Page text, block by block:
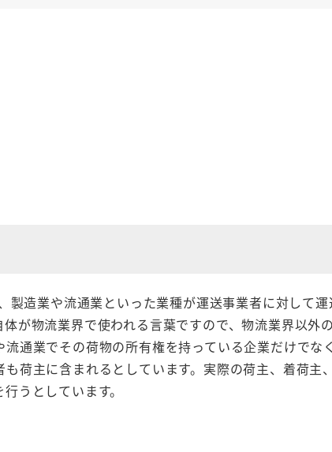
造業や流通業といった業種が運送事業者に対して運
が物流業界で使われる言葉ですので、物流業界以外
通業でその荷物の所有権を持っている企業だけでな
荷主に含まれるとしています。実際の荷主、着荷主
うとしています。